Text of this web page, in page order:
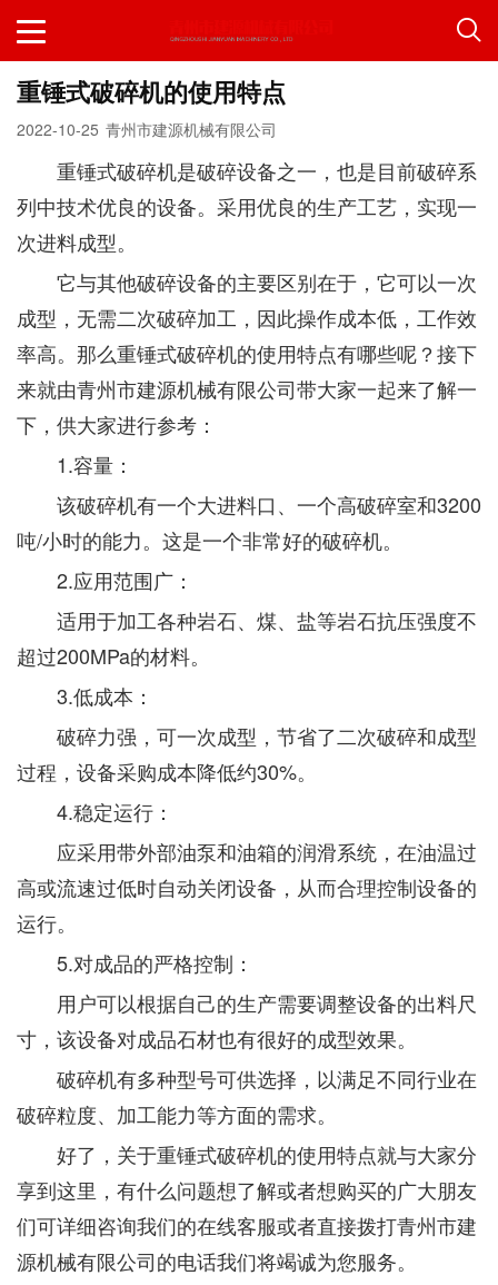
重锤式破碎机的使用特点
2022-10-25 青州市建源机械有限公司
重锤式破碎机是破碎设备之一，也是目前破碎系
列中技术优良的设备。采用优良的生产工艺，实现一
次进料成型。
它与其他破碎设备的主要区别在于，它可以一次
成型，无需二次破碎加工，因此操作成本低，工作效
率高。那么重锤式破碎机的使用特点有哪些呢？接下
来就由青州市建源机械有限公司带大家一起来了解一
下，供大家进行参考：
1.容量：
该破碎机有一个大进料口、一个高破碎室和3200
吨/小时的能力。这是一个非常好的破碎机。
2.应用范围广：
适用于加工各种岩石、煤、盐等岩石抗压强度不
超过200MPa的材料。
3.低成本：
破碎力强，可一次成型，节省了二次破碎和成型
过程，设备采购成本降低约30%。
4.稳定运行：
应采用带外部油泵和油箱的润滑系统，在油温过
高或流速过低时自动关闭设备，从而合理控制设备的
运行。
5.对成品的严格控制：
用户可以根据自己的生产需要调整设备的出料尺
寸，该设备对成品石材也有很好的成型效果。
破碎机有多种型号可供选择，以满足不同行业在
破碎粒度、加工能力等方面的需求。
好了，关于重锤式破碎机的使用特点就与大家分
享到这里，有什么问题想了解或者想购买的广大朋友
们可详细咨询我们的在线客服或者直接拨打青州市建
源机械有限公司的电话我们将竭诚为您服务。